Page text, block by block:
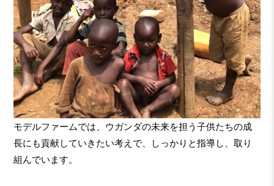
モデルファームでは、ウガンダの未来を担う子供たちの成
長にも貢献していきたい考えで、しっかりと指導し、取り
組んでいます。